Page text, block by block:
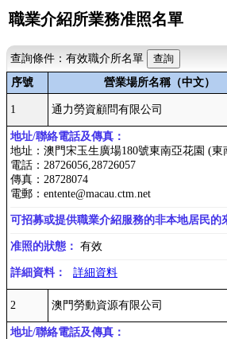
職業介紹所業務准照名單
查詢條件：有效職介所名單
序號
營業場所名稱（中文）
1 通力勞資顧問有限公司
地址/聯絡電話及傳真：
地址：澳門宋玉生廣場180號東南亞花園 (
電話：28726056,28726057
傳真：28728074
電郵：entente@macau.ctm.net
可招募或提供職業介紹服務的非本地居民的
准照的狀態： 有效
詳細資料： 詳細資料
2 澳門勞動資源有限公司
地址/聯絡電話及傳真：